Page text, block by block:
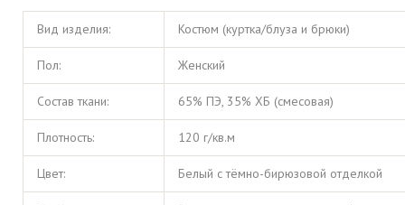
Вид изделия: Костюм (куртка/блуза и брюки)
Пол: Женский
Состав ткани: 65% ПЭ, 35% ХБ (смесовая)
Плотность: 120 г/кв.м
Цвет: Белый с тёмно-бирюзовой отделкой